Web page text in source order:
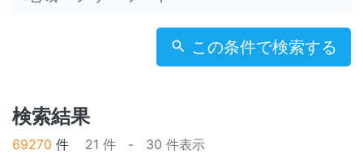
この条件で検索する
検索結果
69270 件 21 件 - 30 件表示